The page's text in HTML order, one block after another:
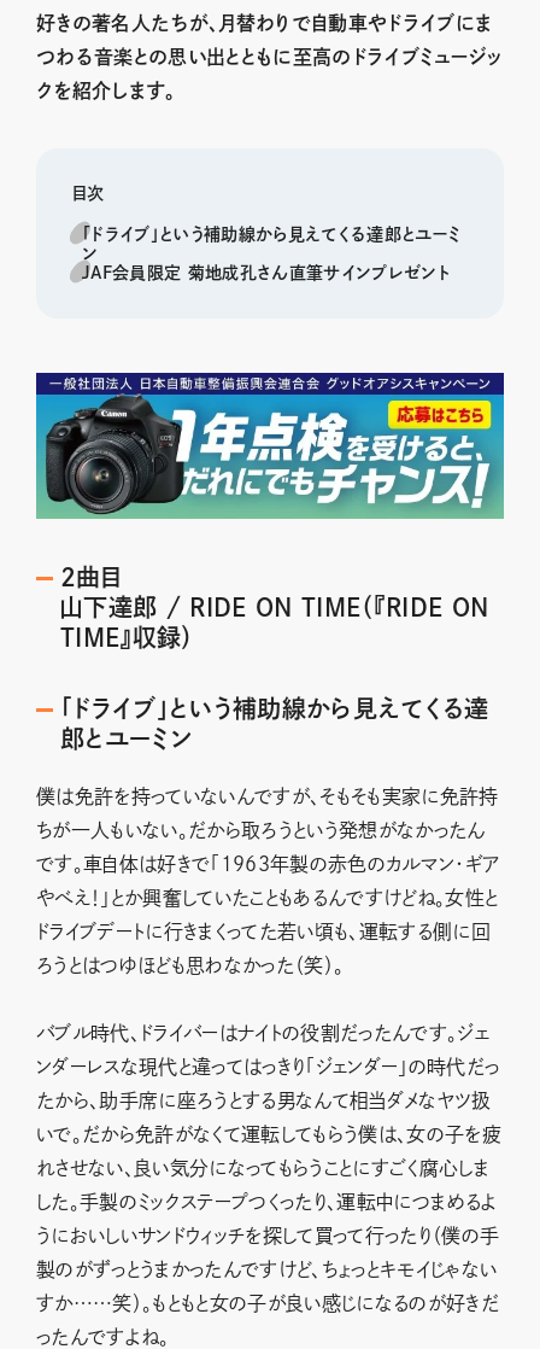
好きの著名人たちが、月替わりで自動車やドライブにま
つわる音楽との思い出とともに至高のドライブミュージッ
クを紹介します。
目次
「ドライブ」という補助線から見えてくる達郎とユーミ
ン
JAF会員限定 菊地成孔さん直筆サインプレゼント
2曲目
山下達郎 / RIDE ON TIME（『RIDE ON
TIME』収録）
「ドライブ」という補助線から見えてくる達
郎とユーミン
僕は免許を持っていないんですが、そもそも実家に免許持
ちが一人もいない。だから取ろうという発想がなかったん
です。車自体は好きで「1963年製の赤色のカルマン・ギア
やべえ！」とか興奮していたこともあるんですけどね。女性と
ドライブデートに行きまくってた若い頃も、運転する側に回
ろうとはつゆほども思わなかった（笑）。
バブル時代、ドライバーはナイトの役割だったんです。ジェ
ンダーレスな現代と違ってはっきり「ジェンダー」の時代だっ
たから、助手席に座ろうとする男なんて相当ダメなヤツ扱
いで。だから免許がなくて運転してもらう僕は、女の子を疲
れさせない、良い気分になってもらうことにすごく腐心しま
した。手製のミックステープつくったり、運転中につまめるよ
うにおいしいサンドウィッチを探して買って行ったり（僕の手
製のがずっとうまかったんですけど、ちょっとキモイじゃない
すか……笑）。もともと女の子が良い感じになるのが好きだ
ったんですよね。